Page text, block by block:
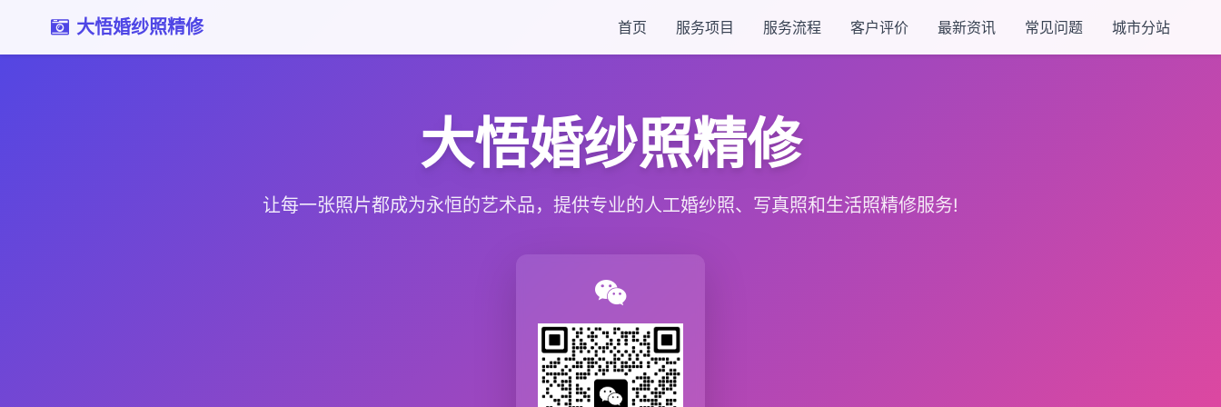
大悟婚纱照精修 首页 服务项目 服务流程 客户评价 最新资讯 常见问题 城市分站
大悟婚纱照精修
让每一张照片都成为永恒的艺术品，提供专业的人工婚纱照、写真照和生活照精修服务!